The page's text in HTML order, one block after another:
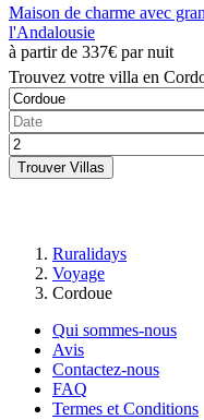
Maison de charme avec
l'Andalousie
à partir de 337€ par nuit
Trouvez votre villa en
Trouver Villas
Ruralidays
Voyage
Cordoue
Qui sommes-nous
Avis
Contactez-nous
FAQ
Termes et Conditions